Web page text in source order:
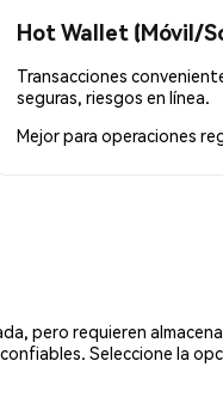
Hot Wallet (Móvil/
Transacciones
seguras, riesgos en línea.
Mejor para operaciones
pero requieren
Seleccione la